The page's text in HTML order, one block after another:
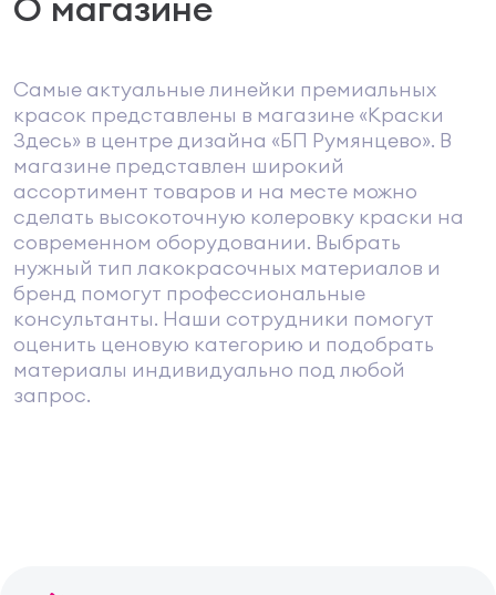
Самые актуальные линейки премиальных
красок представлены в магазине «Краски
Здесь» в центре дизайна «БП Румянцево». В
магазине представлен широкий
ассортимент товаров и на месте можно
сделать высокоточную колеровку краски на
современном оборудовании. Выбрать
нужный тип лакокрасочных материалов и
бренд помогут профессиональные
консультанты. Наши сотрудники помогут
оценить ценовую категорию и подобрать
материалы индивидуально под любой
запрос.